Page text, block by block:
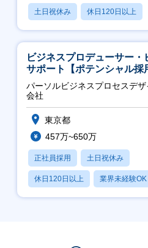
土日祝休み 休日120日以上
産休・育休あり
ビジネスプロデューサー・
サポート【ポテンシャル採
力・ガス等の民間向けプロ
推進】
パーソルビジネスプロセスデ
会社
東京都
457万~650万
正社員採用 土日祝休み
休日120日以上 業界未経験OK
産休・育休あり